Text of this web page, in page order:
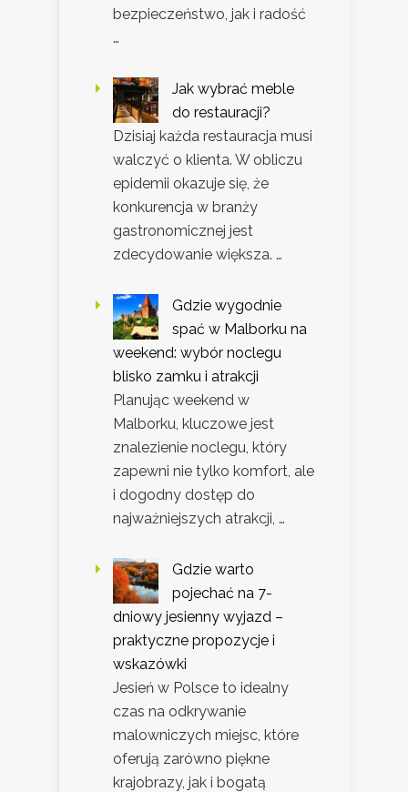
bezpieczeństwo, jak i radość
…
Jak wybrać meble
do restauracji?
Dzisiaj każda restauracja musi
walczyć o klienta. W obliczu
epidemii okazuje się, że
konkurencja w branży
gastronomicznej jest
zdecydowanie większa. …
Gdzie wygodnie
spać w Malborku na
weekend: wybór noclegu
blisko zamku i atrakcji
Planując weekend w
Malborku, kluczowe jest
znalezienie noclegu, który
zapewni nie tylko komfort, ale
i dogodny dostęp do
najważniejszych atrakcji, …
Gdzie warto
pojechać na 7-
dniowy jesienny wyjazd –
praktyczne propozycje i
wskazówki
Jesień w Polsce to idealny
czas na odkrywanie
malowniczych miejsc, które
oferują zarówno piękne
krajobrazy, jak i bogatą